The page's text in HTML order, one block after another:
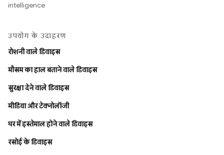
intelligence
उपयोग के उदाहरण
रोशनी वाले डिवाइस
मौसम का हाल बताने वाले डिवाइस
सुरक्षा देने वाले डिवाइस
मीडिया और टेक्नोलॉजी
घर में इस्तेमाल होने वाले डिवाइस
रसोई के डिवाइस